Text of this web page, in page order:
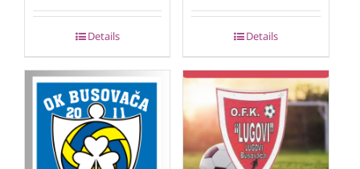
Details Details